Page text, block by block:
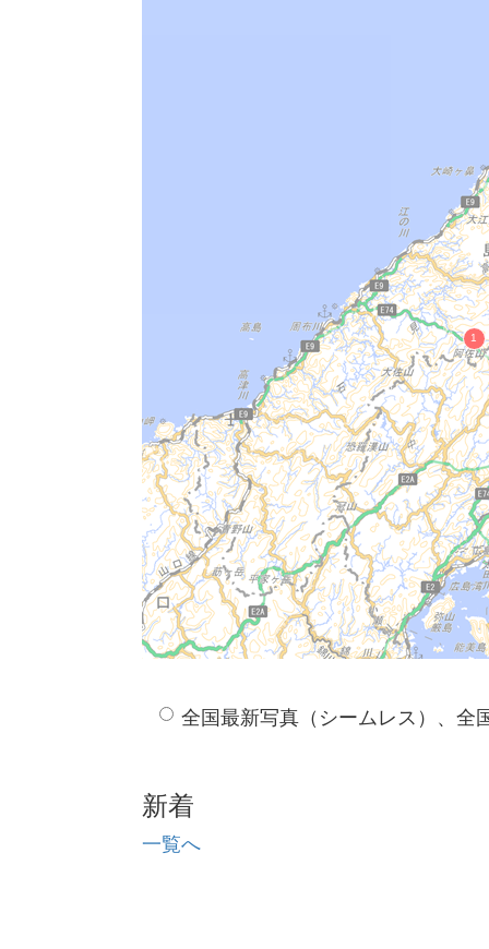
全国最新写真（シームレス）、全
新着
一覧へ